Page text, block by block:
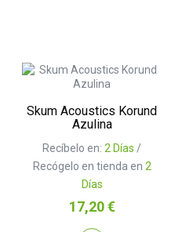
Skum Acoustics Korund
Azulina
Recíbelo en: 2 Días /
Recógelo en tienda en 2
Días
Precio
17,20 €